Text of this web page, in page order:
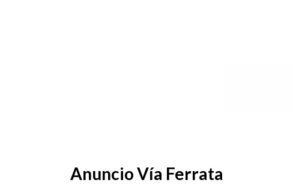
Anuncio Vía Ferrata